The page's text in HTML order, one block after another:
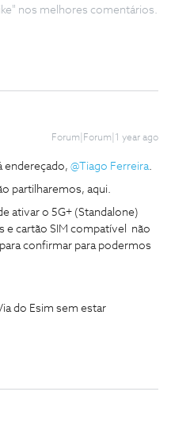
nos melhores comentários.
Forum|Forum|1 year ago
@Tiago Ferreira
partilharemos, aqui.
ativar o 5G+ (Standalone)
e cartão SIM compatível não
confirmar para podermos
do Esim sem estar